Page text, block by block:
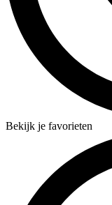
Bekijk je favorieten